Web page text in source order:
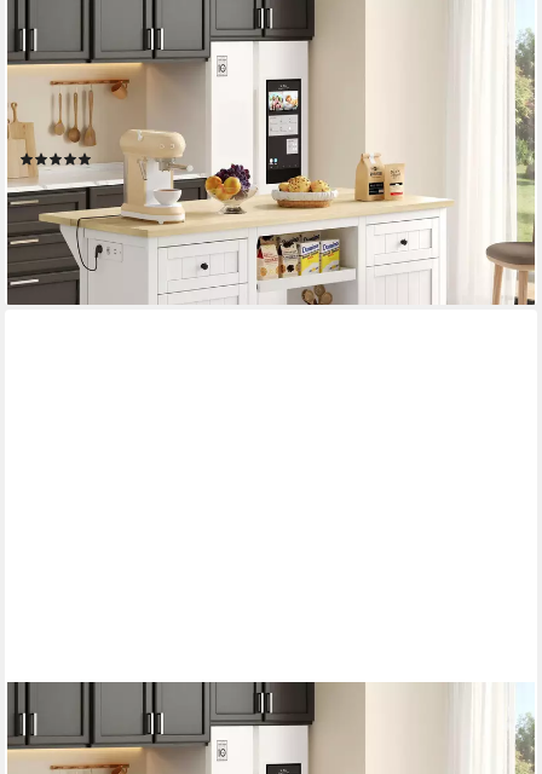
OKWISH
Sideboard Küchenbuffet,Kommode (Buffet-Sideboard, Bar-
Schrank & Kücheninsel – Mit Klappbarer Erweiterungsplatte,
Steckdosen und USB-Ports., 1 St., 150×65×75 cm), mit
Schublade
(2)
255,99 € UVP 399,99 €
-36%
lieferbar - in 6-7 Werktagen bei dir
Sideboard Multifunktionales Küchenbuffet,Kommode (Elegantes
Buffet-Sideboard / Bar-Schrank / Kücheninsel 150×65×75 cm –